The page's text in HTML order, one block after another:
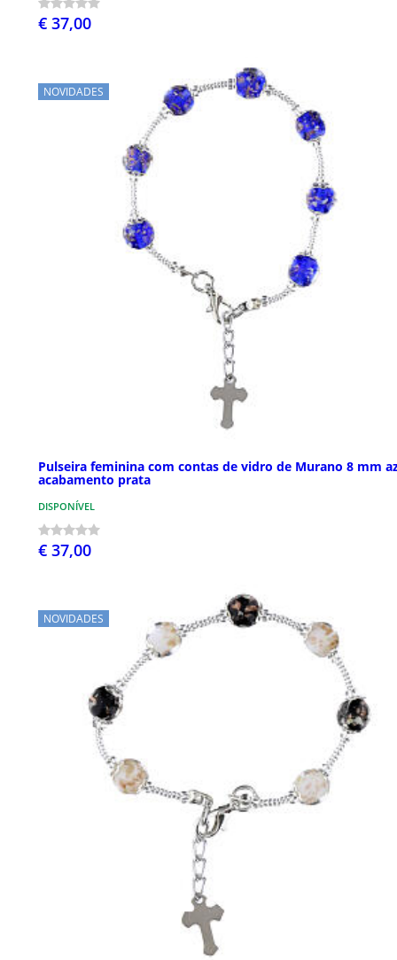
€ 37,00
NOVIDADES
Pulseira feminina com contas de vidro de Murano 8 mm
acabamento prata
DISPONÍVEL
€ 37,00
NOVIDADES